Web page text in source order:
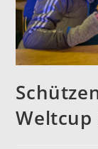
Weltcup